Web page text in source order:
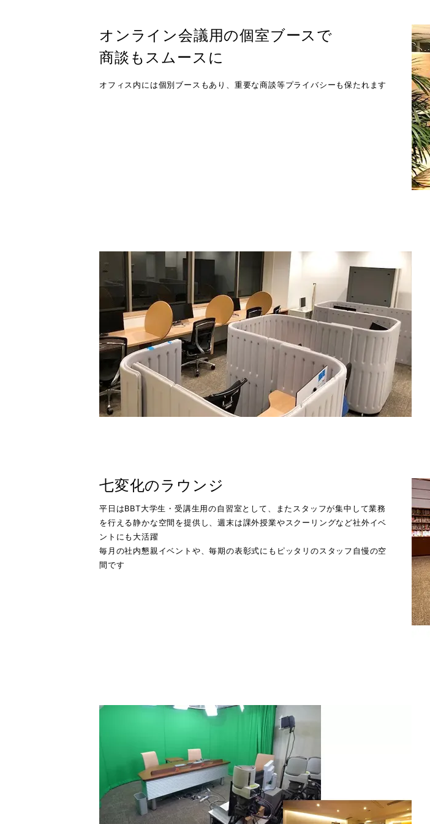
オンライン会議用の個室ブースで
商談もスムースに
オフィス内には個別ブースもあり、重要な商談等プライバシーも保たれます
七変化のラウンジ
平日はBBT大学生・受講生用の自習室として、またスタッフが集中して業務
を行える静かな空間を提供し、週末は課外授業やスクーリングなど社外イベ
ントにも大活躍
毎月の社内懇親イベントや、毎期の表彰式にもピッタリのスタッフ自慢の空
間です